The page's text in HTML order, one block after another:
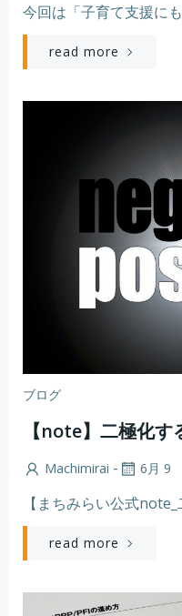
今回は「子育て支援に
read more
ブログ
【note】二極化す
Machimirai - 6月 9
【まちみらい公式
read more